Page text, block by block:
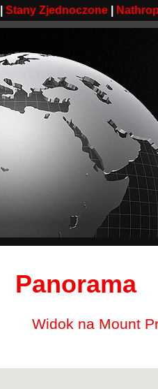
Stany Zjednoczone|
Panorama
Widok na Mount